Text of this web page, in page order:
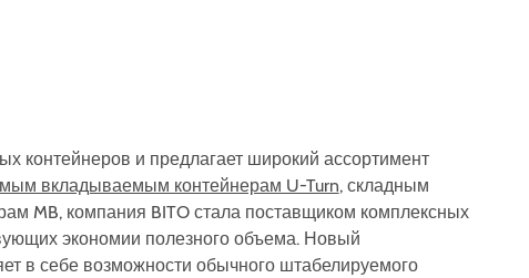
контейнеров и предлагает широкий ассортимент
вкладываемым контейнерам U-Turn, складным
MB, компания BITO стала поставщиком комплексных
экономии полезного объема. Новый
в себе возможности обычного штабелируемого